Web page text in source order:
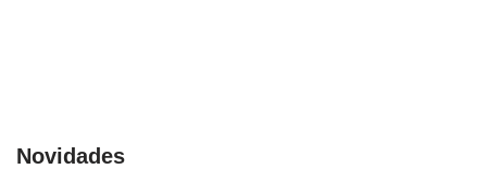
Novidades